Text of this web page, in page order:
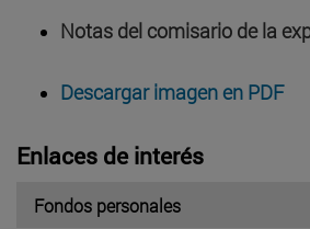
Notas del comisario de la
Descargar imagen en PDF
Enlaces de interés
Fondos personales